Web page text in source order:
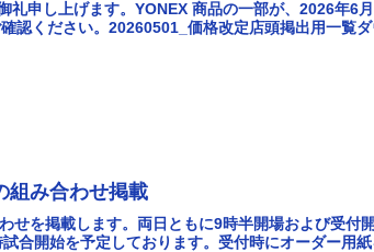
礼申し上げます。YONEX 商品の一部が、2026年6
認ください。20260501_価格改定店頭掲出用一覧
組み合わせ掲載
せを掲載します。両日ともに9時半開場および受付
合開始を予定しております。受付時にオーダー用